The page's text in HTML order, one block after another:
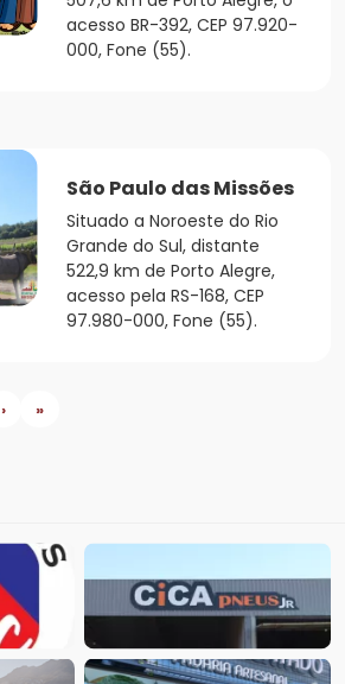
acesso BR-392, CEP 97.920-
000, Fone (55).
São Paulo das Missões
Situado a Noroeste do Rio
Grande do Sul, distante
522,9 km de Porto Alegre,
acesso pela RS-168, CEP
97.980-000, Fone (55).
› »